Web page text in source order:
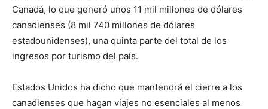
Canadá, lo que generó unos 11 mil millones de dólares
canadienses (8 mil 740 millones de dólares
estadounidenses), una quinta parte del total de los
ingresos por turismo del país.
Estados Unidos ha dicho que mantendrá el cierre a los
canadienses que hagan viajes no esenciales al menos